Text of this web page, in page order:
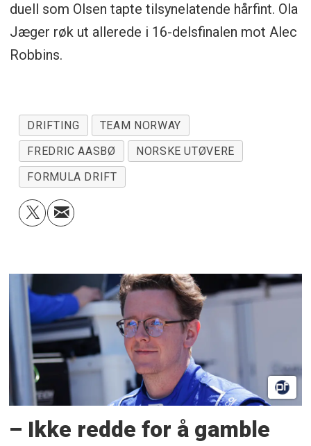
duell som Olsen tapte tilsynelatende hårfint. Ola
Jæger røk ut allerede i 16-delsfinalen mot Alec
Robbins.
DRIFTING
TEAM NORWAY
FREDRIC AASBØ
NORSKE UTØVERE
FORMULA DRIFT
– Ikke redde for å gamble